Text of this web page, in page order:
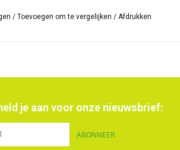
/ Toevoegen om te vergelijken / Afdrukken
je aan voor onze nieuwsbrief:
ABONNEER